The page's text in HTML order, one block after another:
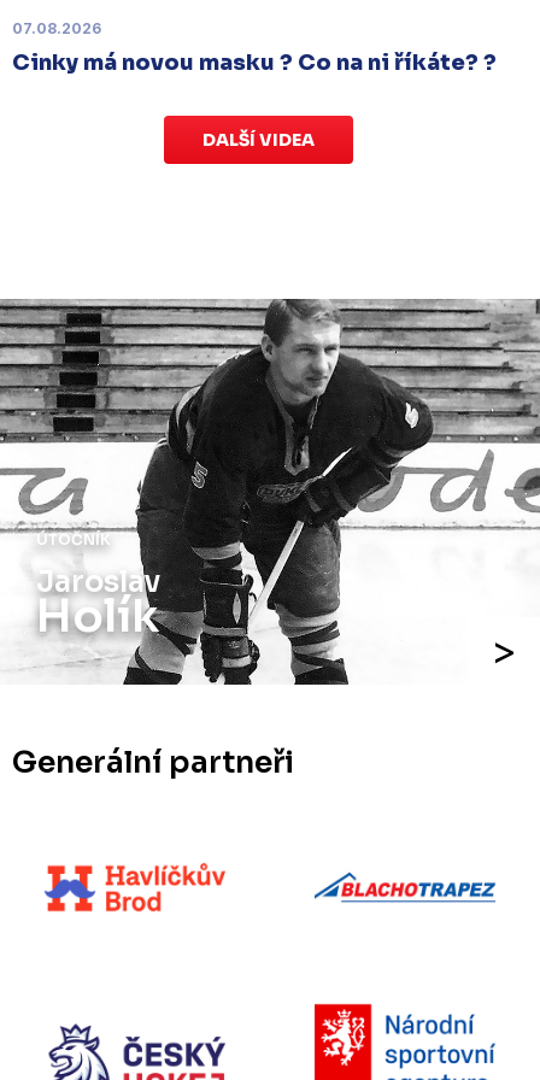
v Kotlině ve středu 26. listopadu od 18:00
07.08.2026
Cinky má novou masku ? Co na ni říkáte? ?
DALŠÍ VIDEA
ÚTOČNÍK
Jiří
Holík
Generální partneři